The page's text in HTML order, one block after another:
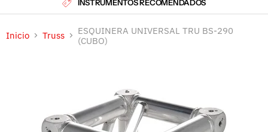
INSTRUMENTOS RECOMENDADOS
Inicio Truss
ESQUINERA UNIVERSAL TRU BS-290
(CUBO)